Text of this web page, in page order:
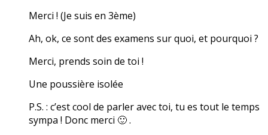
Merci ! (Je suis en 3ème)
Ah, ok, ce sont des examens sur quoi, et pourquoi ?
Merci, prends soin de toi !
Une poussière isolée
P.S. : c’est cool de parler avec toi, tu es tout le temps
sympa ! Donc merci 🙂 .